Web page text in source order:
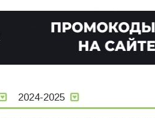
2024-2025